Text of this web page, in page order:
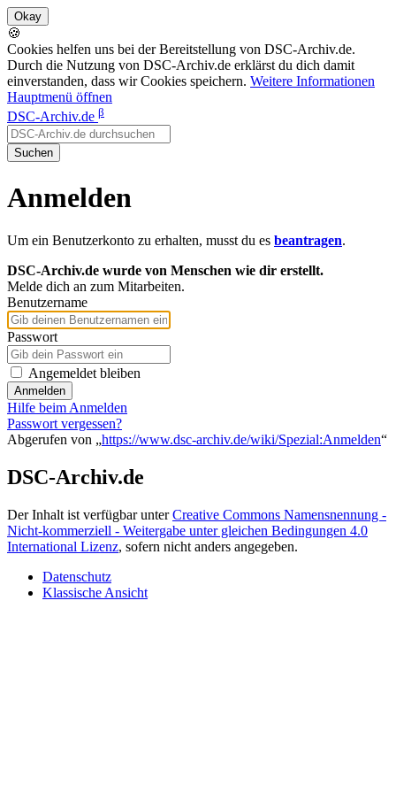
🍪
Cookies helfen uns bei der Bereitstellung von DSC-Archiv.de.
Durch die Nutzung von DSC-Archiv.de erklärst du dich damit
einverstanden, dass wir Cookies speichern. Weitere Informationen
Hauptmenü öffnen
DSC-Archiv.de β
Suchen
Anmelden
Um ein Benutzerkonto zu erhalten, musst du es beantragen.
DSC-Archiv.de wurde von Menschen wie dir erstellt.
Melde dich an zum Mitarbeiten.
Benutzername
Passwort
Angemeldet bleiben
Anmelden
Hilfe beim Anmelden
Passwort vergessen?
Abgerufen von „https://www.dsc-archiv.de/wiki/Spezial:Anmelden“
DSC-Archiv.de
Der Inhalt ist verfügbar unterCreative Commons Namensnennung -
Nicht-kommerziell - Weitergabe unter gleichen Bedingungen 4.0
International Lizenz, sofern nicht anders angegeben.
Datenschutz
Klassische Ansicht